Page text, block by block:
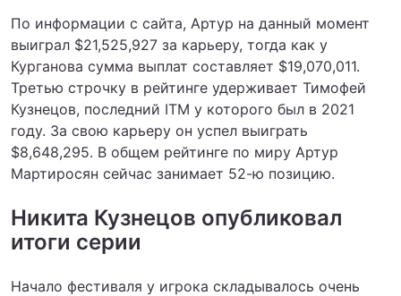
По информации с сайта, Артур на данный момент
выиграл $21,525,927 за карьеру, тогда как у
Курганова сумма выплат составляет $19,070,011.
Третью строчку в рейтинге удерживает Тимофей
Кузнецов, последний ITM у которого был в 2021
году. За свою карьеру он успел выиграть
$8,648,295. В общем рейтинге по миру Артур
Мартиросян сейчас занимает 52-ю позицию.
Никита Кузнецов опубликовал
итоги серии
Начало фестиваля у игрока складывалось очень